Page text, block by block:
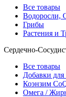
Все товары
Водоросли,
Грибы
Растения и
Сердечно-
Все товары
Добавки
Коэнзим
Омега /